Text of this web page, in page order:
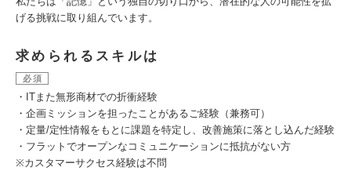
げる挑戦に取り組んでいます。
求められるスキルは
必須
・ITまた無形商材での折衝経験
・企画ミッションを担ったことがあるご経験（兼務可）
・定量/定性情報をもとに課題を特定し、改善施策に落とし込んだ経験
・フラットでオープンなコミュニケーションに抵抗がない方
※カスタマーサクセス経験は不問